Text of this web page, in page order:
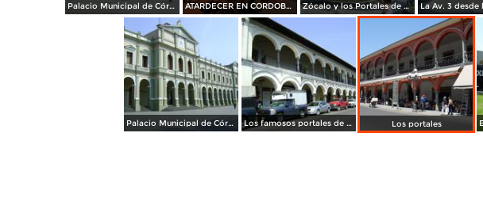
Palacio Municipal de Córdoba. Abril/2012 ATARDECER EN CORDOBA,VERACRUZ Zócalo y los Portales de Córdoba. Abril/2012
Palacio Municipal de Córdoba, Veracruz. Abril/2012 Los famosos portales de dos niveles de Córdoba Los portales